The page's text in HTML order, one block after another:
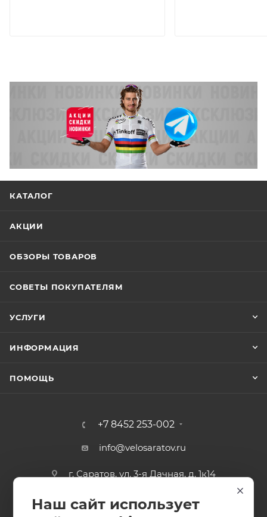
КАТАЛОГ
АКЦИИ
ОБЗОРЫ ТОВАРОВ
СОВЕТЫ ПОКУПАТЕЛЯМ
УСЛУГИ
ИНФОРМАЦИЯ
ПОМОЩЬ
+7 8452 253-002
info@velosaratov.ru
г. Саратов, ул. 3-я Дачная, д. 1к14
Наш сайт использует